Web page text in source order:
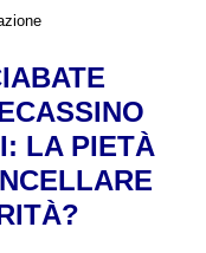
LA PIETÀ